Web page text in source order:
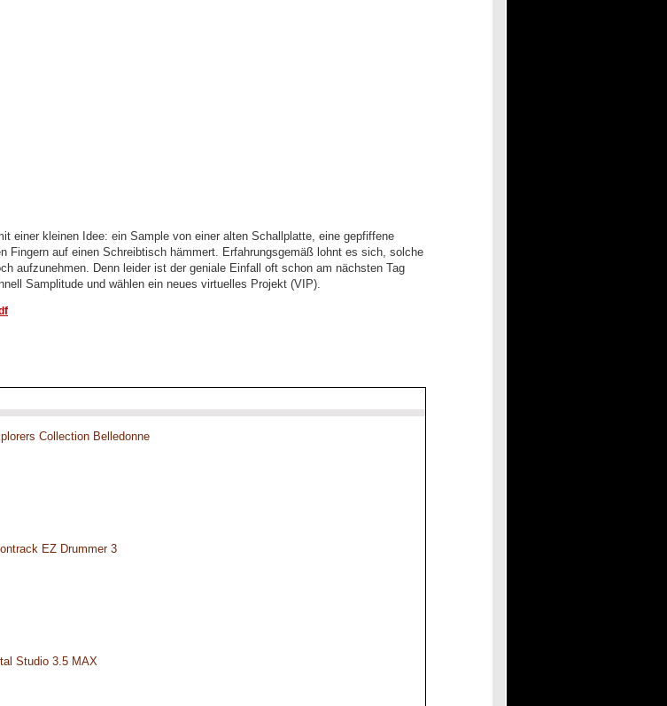
einer kleinen Idee: ein Sample von einer alten Schallplatte, eine gepfiffene
Fingern auf einen Schreibtisch hämmert. Erfahrungsgemäß lohnt es sich, solche
aufzunehmen. Denn leider ist der geniale Einfall oft schon am nächsten Tag
Samplitude und wählen ein neues virtuelles Projekt (VIP).
Collection Belledonne
EZ Drummer 3
Studio 3.5 MAX